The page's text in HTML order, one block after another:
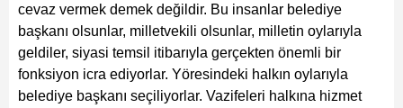
cevaz vermek demek değildir. Bu insanlar belediye
başkanı olsunlar, milletvekili olsunlar, milletin oylarıyla
geldiler, siyasi temsil itibarıyla gerçekten önemli bir
fonksiyon icra ediyorlar. Yöresindeki halkın oylarıyla
belediye başkanı seçiliyorlar. Vazifeleri halkına hizmet